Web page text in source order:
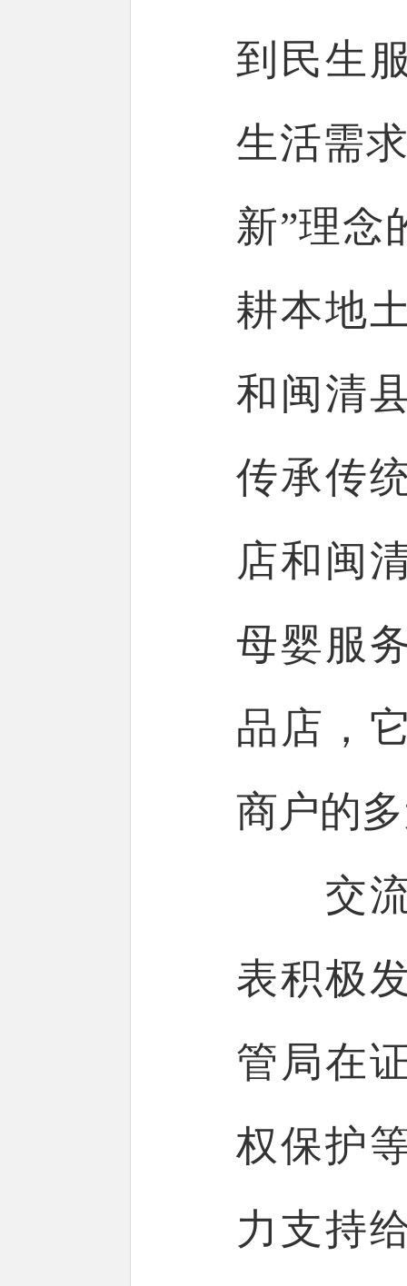
到民生
生活需
新”理念
耕本地
和闽清
传承传
店和闽
母婴服
品店，
商户的
交流
表积极
管局在
权保护
力支持